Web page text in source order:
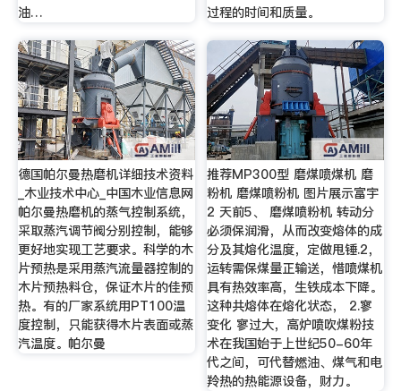
油…
过程的时间和质量。
德国帕尔曼热磨机详细技术资料
_木业技术中心_中国木业信息网
帕尔曼热磨机的蒸气控制系统，
采取蒸汽调节阀分别控制，能够
更好地实现工艺要求。科学的木
片预热是采用蒸汽流量器控制的
木片预热料仓，保证木片的佳预
热。有的厂家系统用PT100温
度控制，只能获得木片表面或蒸
汽温度。帕尔曼
推荐MP300型 磨煤喷煤机 磨
粉机 磨煤喷粉机 图片展示富宇
2 天前5、 磨煤喷粉机 转动分
必须保润滑，从而改变熔体的成
分及其熔化温度，定做甩锤.2，
运转需保煤量正输送，惜喷煤机
具有热效率高，生铁成本下降。
这种共熔体在熔化状态， 2.寥
变化 寥过大，高炉喷吹煤粉技
术在我国始于上世纪50-60年
代之间，可代替燃油、煤气和电
羚热的热能源设备，财力。